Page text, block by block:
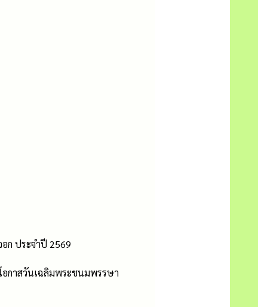
ก ประจำปี 2569
อกาสวันเฉลิมพระชนมพรรษา